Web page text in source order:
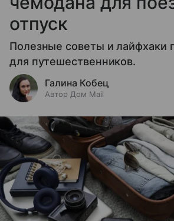
отпуск
Полезные советы и лайфхаки
для путешественников.
Галина Кобец
Автор Дом Mail